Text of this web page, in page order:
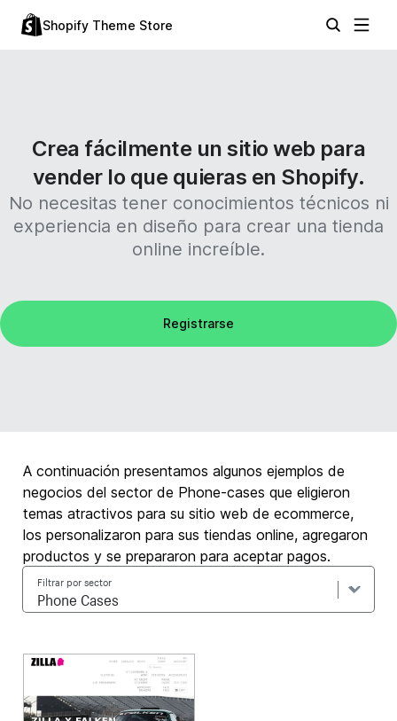
Shopify Theme Store
Crea fácilmente un sitio web para
vender lo que quieras en Shopify.
No necesitas tener conocimientos técnicos ni
experiencia en diseño para crear una tienda
online increíble.
Registrarse
A continuación presentamos algunos ejemplos de
negocios del sector de Phone-cases que eligieron
temas atractivos para su sitio web de ecommerce,
los personalizaron para sus tiendas online, agregaron
productos y se prepararon para aceptar pagos.
Filtrar por sector